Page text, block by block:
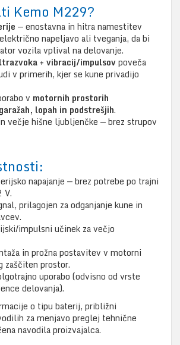
Kemo M229?
— enostavna in hitra namestitev
napeljavo ali tveganja, da bi
vozila vplival na delovanje.
+ vibracij/impulsovpoveča
v primerih, kjer se kune privadijo
v motornih prostorih
lopah in podstrešjih.
večje hišne ljubljenčke — brez strupov
napajanje — brez potrebe po trajni
V.
prilagojen za odganjanje kune in
impulsni učinek za večjo
in prožna postavitev v motorni
zaščiten prostor.
uporabo (odvisno od vrste
delovanja).
o tipu baterij, približni
za menjavo preglej tehnične
navodila proizvajalca.